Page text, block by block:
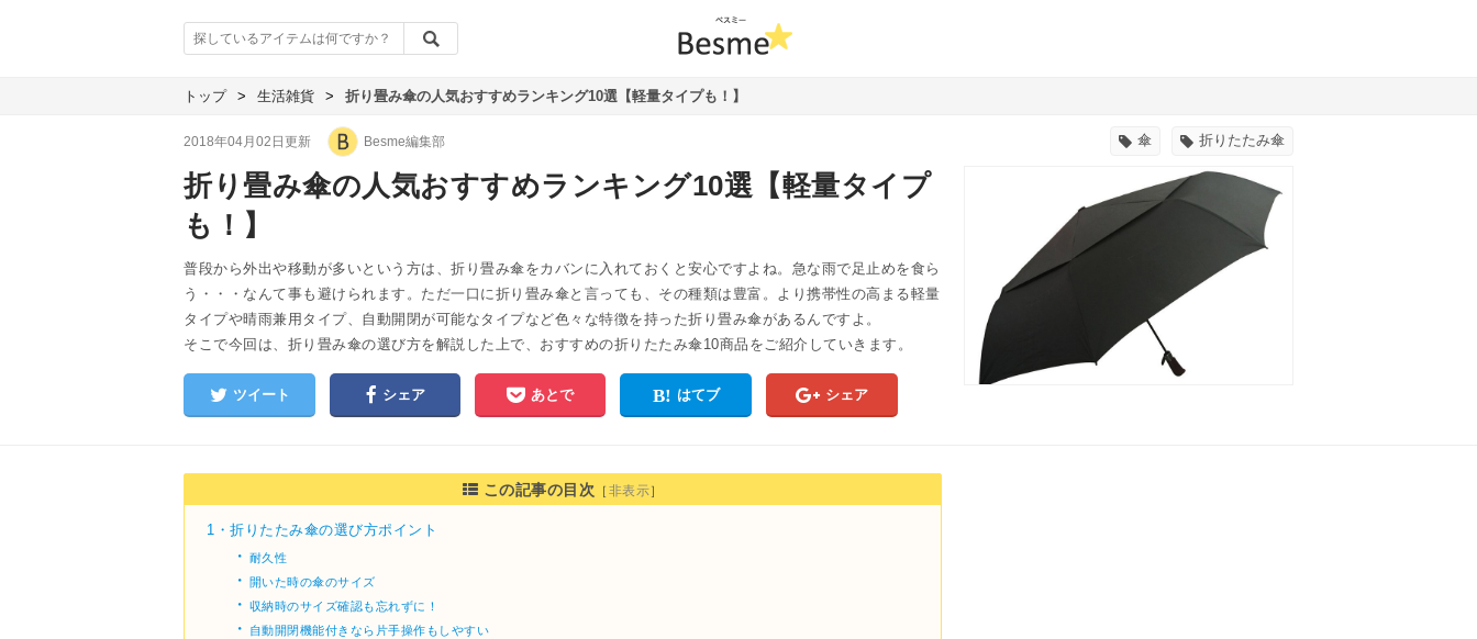
トップ > 生活雑貨 > 折り畳み傘の人気おすすめランキング10選【軽量タイプも！】
2018年04月02日更新 Besme編集部 傘 折りたたみ傘
折り畳み傘の人気おすすめランキング10選【軽量タイプ
も！】
普段から外出や移動が多いという方は、折り畳み傘をカバンに入れておくと安心ですよね。急な雨で足止めを食ら
う・・・なんて事も避けられます。ただ一口に折り畳み傘と言っても、その種類は豊富。より携帯性の高まる軽量
タイプや晴雨兼用タイプ、自動開閉が可能なタイプなど色々な特徴を持った折り畳み傘があるんですよ。
そこで今回は、折り畳み傘の選び方を解説した上で、おすすめの折りたたみ傘10商品をご紹介していきます。
ツイート シェア あとで はてブ シェア
この記事の目次 ［ 非表示］
1・ 折りたたみ傘の選び方ポイント
・ 耐久性
・ 開いた時の傘のサイズ
・ 収納時のサイズ確認も忘れずに！
・ 自動開閉機能付きなら片手操作もしやすい